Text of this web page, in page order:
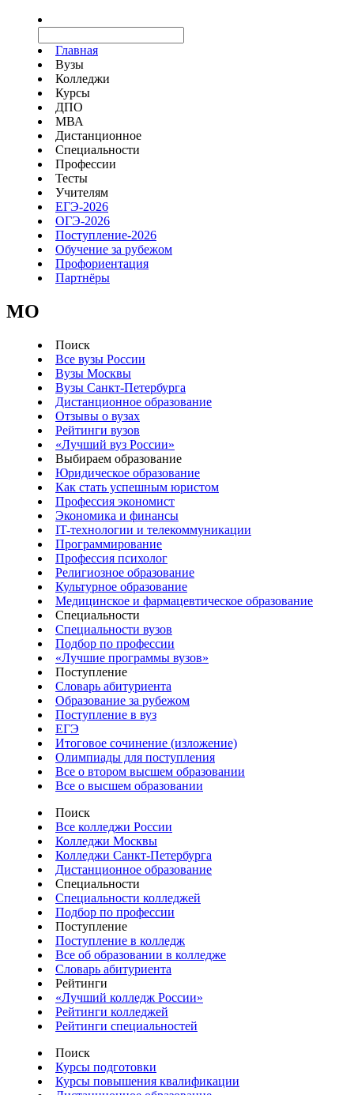
Главная
Вузы
Колледжи
Курсы
ДПО
МВА
Дистанционное
Специальности
Профессии
Тесты
Учителям
ЕГЭ-2026
ОГЭ-2026
Поступление-2026
Обучение за рубежом
Профориентация
Партнёры
MO
Поиск
Все вузы России
Вузы Москвы
Вузы Санкт-Петербурга
Дистанционное образование
Отзывы о вузах
Рейтинги вузов
«Лучший вуз России»
Выбираем образование
Юридическое образование
Как стать успешным юристом
Профессия экономист
Экономика и финансы
IT-технологии и телекоммуникации
Программирование
Профессия психолог
Религиозное образование
Культурное образование
Медицинское и фармацевтическое образование
Специальности
Специальности вузов
Подбор по профессии
«Лучшие программы вузов»
Поступление
Словарь абитуриента
Образование за рубежом
Поступление в вуз
ЕГЭ
Итоговое сочинение (изложение)
Олимпиады для поступления
Все о втором высшем образовании
Все о высшем образовании
Поиск
Все колледжи России
Колледжи Москвы
Колледжи Санкт-Петербурга
Дистанционное образование
Специальности
Специальности колледжей
Подбор по профессии
Поступление
Поступление в колледж
Все об образовании в колледже
Словарь абитуриента
Рейтинги
«Лучший колледж России»
Рейтинги колледжей
Рейтинги специальностей
Поиск
Курсы подготовки
Курсы повышения квалификации